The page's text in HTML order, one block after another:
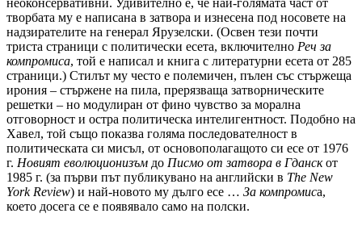
неоконсервативни. Удивително е, че най-голямата част от
творбата му е написана в затвора и изнесена под носовете на
надзирателите на генерал Ярузелски. (Освен тези почти
триста страници с политически есета, включително Реч за
компромиса, той е написал и книга с литературни есета от 285
страници.) ​​Стилът му често е полемичен, пълен със стържеща
ирония – стържене на пила, прерязваща затворническите
решетки – но модулиран от фино чувство за морална
отговорност и остра политическа интелигентност. Подобно на
Хавел, той също показва голяма последователност в
политическата си мисъл, от основополагащото си есе от 1976
г. Новият еволюционизъм до Писмо от затвора в Гданскот
1985 г. (за първи път публикувано на английски в The New
York Review) и най-новото му дълго есе … За компромиса,
което досега се е появявало само на полски.